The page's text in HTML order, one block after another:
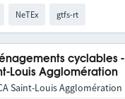
NeTEx gtfs-rt
cyclables -
Louis Agglomération
Saint-Louis Agglomération